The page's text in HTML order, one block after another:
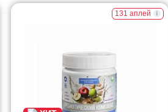
131 аплей